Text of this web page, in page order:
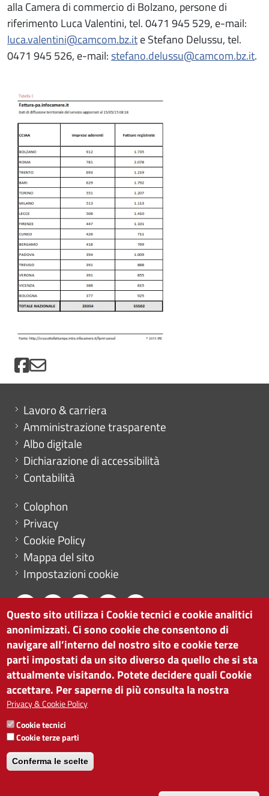
alla Camera di commercio di Bolzano, persone di
riferimento Luca Valentini, tel. 0471 945 529, e-mail:
luca.valentini@camcom.bz.ite Stefano Delussu, tel.
0471 945 526, e-mail:stefano.delussu@camcom.bz.it.
Mini menu di servizio
Lavoro & carriera
Amministrazione trasparente
Albo digitale
Dichiarazione di accessibilità
Contabilità
Menu footer
Colophon
Privacy
Cookie Policy
Mappa del sito
Impostazioni cookie
CAMERA DI COMMERCIO DI BOLZANO
via Alto Adige 60 | I-39100 Bolzano
tel. 0471 945 511 |info@camcom.bz.it
Partita IVA: 00376420212
ISTITUTO PER LA PROMOZIONE DELLO
SVILUPPO ECONOMICO
Partita IVA: 01716880214
Questo sito utilizza i Cookie tecnici e cookie analitici
anonimizzati. Ci sono cookie che consentono di
navigare all’interno del nostro sito e cookie terze
parti impostati da un sito diverso da quello che si sta
attualmente visitando. Potete decidere quali Cookie
accettare. Per saperne di più consulta la nostra
Privacy & Cookie Policy
Cookie tecnici
Cookie terze parti
Conferma le scelte